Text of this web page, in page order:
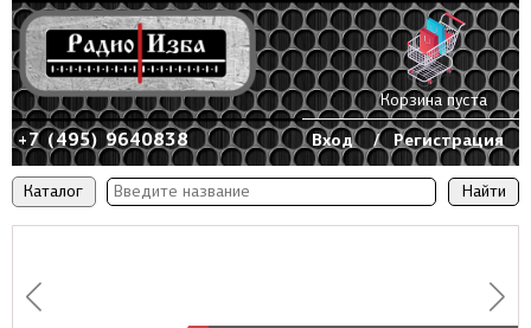
Каталог
+7 (495) 9640838 Вход / Регистрация
Корзина пуста